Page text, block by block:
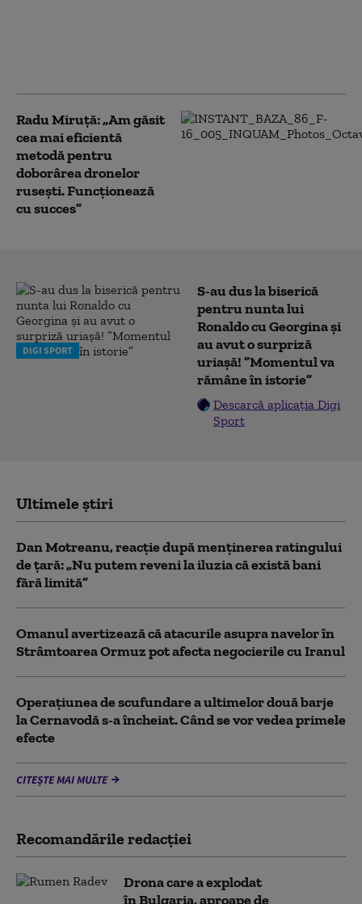
Radu Miruță: „Am găsit
cea mai eficientă
metodă pentru
doborârea dronelor
rusești. Funcționează
cu succes”
DIGI SPORT
S-au dus la biserică
pentru nunta lui
Ronaldo cu Georgina și
au avut o surpriză
uriașă! ”Momentul va
rămâne în istorie”
Descarcă aplicația Digi
Sport
Ultimele știri
Dan Motreanu, reacție după menținerea ratingului
de țară: „Nu putem reveni la iluzia că există bani
fără limită”
Omanul avertizează că atacurile asupra navelor în
Strâmtoarea Ormuz pot afecta negocierile cu Iranul
Operațiunea de scufundare a ultimelor două barje
la Cernavodă s-a încheiat. Când se vor vedea primele
efecte
CITEȘTE MAI MULTE
Recomandările redacţiei
Drona care a explodat
în Bulgaria, aproape de